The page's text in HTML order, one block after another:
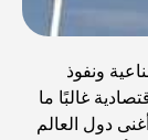
ونفوذ
غالبًا ما
دول العالم